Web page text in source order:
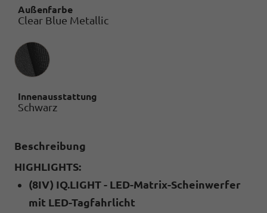
Außenfarbe
Clear Blue Metallic
Innenausstattung
Innenausstattung
Schwarz
Beschreibung
HIGHLIGHTS:
(8IV) IQ.LIGHT - LED-Matrix-Scheinwerfer
mit LED-Tagfahrlicht